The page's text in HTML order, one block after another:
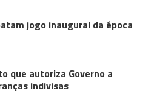
jogo inaugural da época
que autoriza Governo a
indivisas